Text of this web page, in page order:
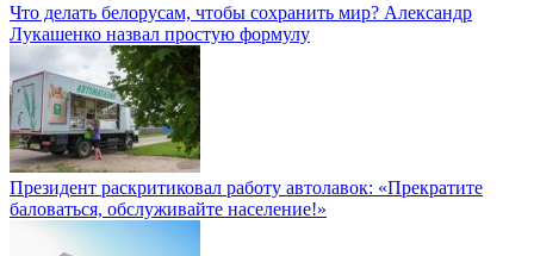
Что делать белорусам, чтобы сохранить мир? Александр
Лукашенко назвал простую формулу
Президент раскритиковал работу автолавок: «Прекратите
баловаться, обслуживайте население!»